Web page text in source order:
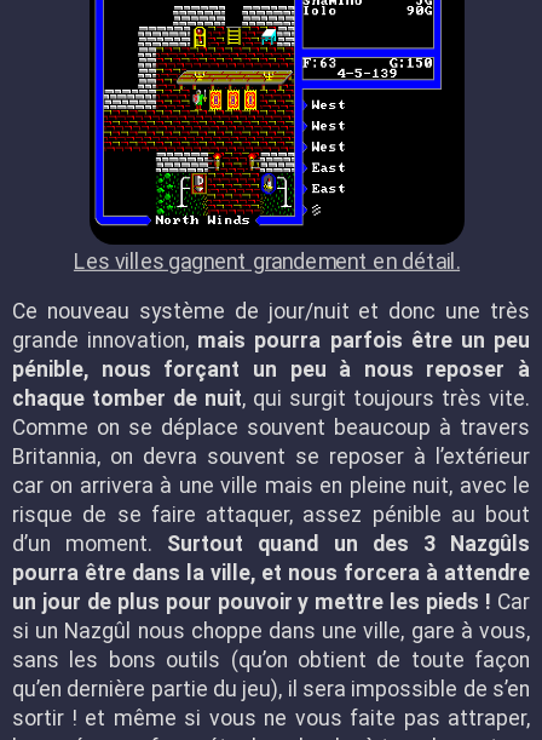
Les villes gagnent grandement en détail.
Ce nouveau système de jour/nuit et donc une très
grande innovation, mais pourra parfois être un peu
pénible, nous forçant un peu à nous reposer à
chaque tomber de nuit, qui surgit toujours très vite.
Comme on se déplace souvent beaucoup à travers
Britannia, on devra souvent se reposer à l’extérieur
car on arrivera à une ville mais en pleine nuit, avec le
risque de se faire attaquer, assez pénible au bout
d’un moment. Surtout quand un des 3 Nazgûls
pourra être dans la ville, et nous forcera à attendre
un jour de plus pour pouvoir y mettre les pieds ! Car
si un Nazgûl nous choppe dans une ville, gare à vous,
sans les bons outils (qu’on obtient de toute façon
qu’en dernière partie du jeu), il sera impossible de s’en
sortir ! et même si vous ne vous faite pas attraper,